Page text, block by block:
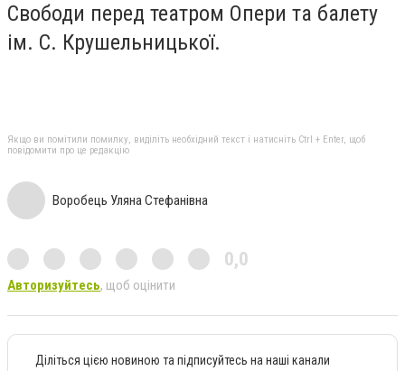
Свободи перед театром Опери та балету
ім. С. Крушельницької.
Якщо ви помітили помилку, виділіть необхідний текст і натисніть Ctrl + Enter, щоб
повідомити про це редакцію
Воробець Уляна Стефанівна
0,0
Авторизуйтесь, щоб оцінити
Діліться цією новиною та підписуйтесь на наші канали